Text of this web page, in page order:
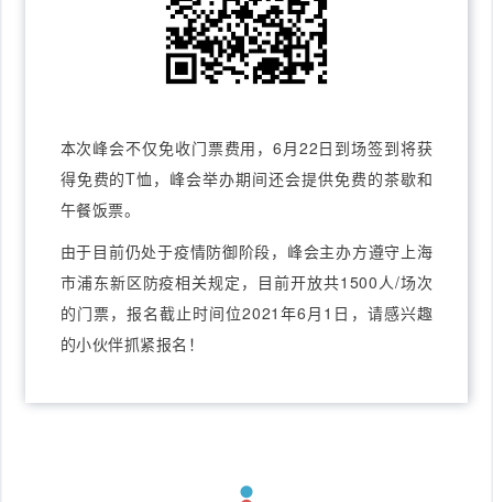
本次峰会不仅免收门票费用，6月22日到场签到将获
得免费的T恤，峰会举办期间还会提供免费的茶歇和
午餐饭票。
由于目前仍处于疫情防御阶段，峰会主办方遵守上海
市浦东新区防疫相关规定，目前开放共1500人/场次
的门票，报名截止时间位2021年6月1日，请感兴趣
的小伙伴抓紧报名！